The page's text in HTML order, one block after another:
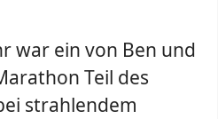
war ein von Ben und
Teil des
strahlendem